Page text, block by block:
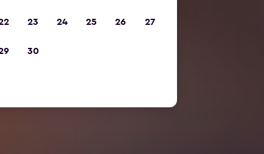
23 24 25 26 27
30